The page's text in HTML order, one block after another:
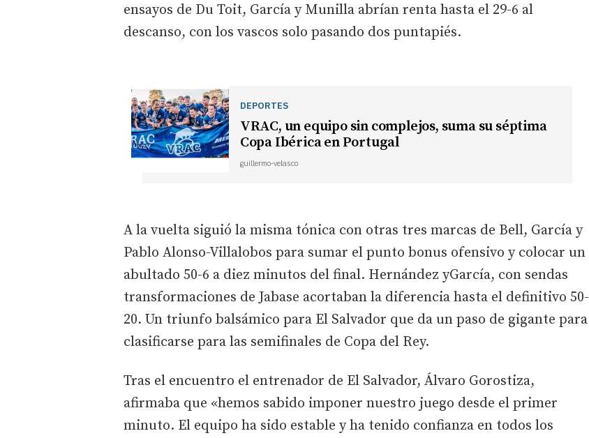
ensayos de Du Toit, García y Munilla abrían renta hasta el 29-6 al
descanso, con los vascos solo pasando dos puntapiés.
DEPORTES
VRAC, un equipo sin complejos, suma su séptima
Copa Ibérica en Portugal
guillermo-velasco
A la vuelta siguió la misma tónica con otras tres marcas de Bell, García y
Pablo Alonso-Villalobos para sumar el punto bonus ofensivo y colocar un
abultado 50-6 a diez minutos del final. Hernández yGarcía, con sendas
transformaciones de Jabase acortaban la diferencia hasta el definitivo 50-
20. Un triunfo balsámico para El Salvador que da un paso de gigante para
clasificarse para las semifinales de Copa del Rey.
Tras el encuentro el entrenador de El Salvador, Álvaro Gorostiza,
afirmaba que «hemos sabido imponer nuestro juego desde el primer
minuto. El equipo ha sido estable y ha tenido confianza en todos los